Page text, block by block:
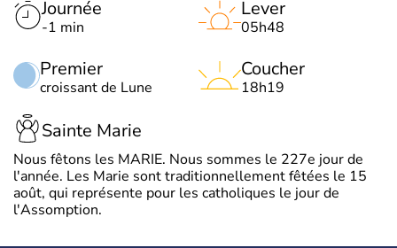
Journée
-1 min
Premier
croissant de Lune
Lever
05h48
Coucher
18h19
Sainte Marie
Nous fêtons les MARIE. Nous sommes le 227e jour de
l'année. Les Marie sont traditionnellement fêtées le 15
août, qui représente pour les catholiques le jour de
l'Assomption.